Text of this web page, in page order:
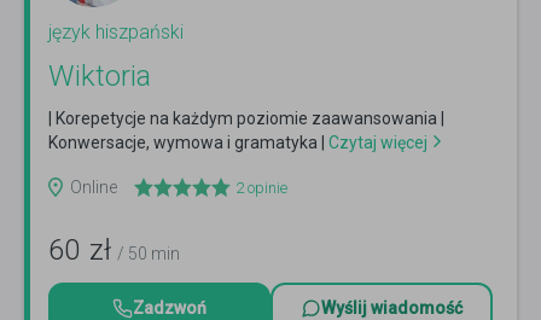
język hiszpański
Wiktoria
| Korepetycje na każdym poziomie zaawansowania |
Konwersacje, wymowa i gramatyka |
Czytaj więcej
Online 2opinie
60 zł / 50 min
Zadzwoń Wyślij wiadomość